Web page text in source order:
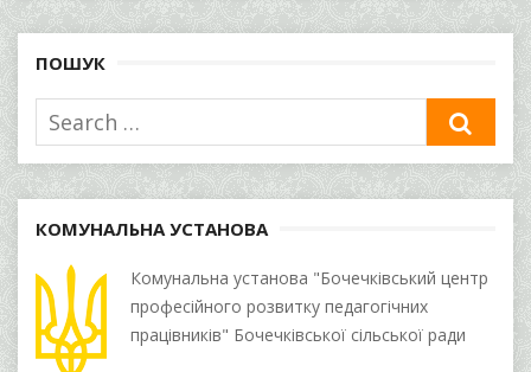
ПОШУК
Search
for:
КОМУНАЛЬНА УСТАНОВА
Комунальна установа "Бочечківський центр
професійного розвитку педагогічних
працівників" Бочечківської сільської ради